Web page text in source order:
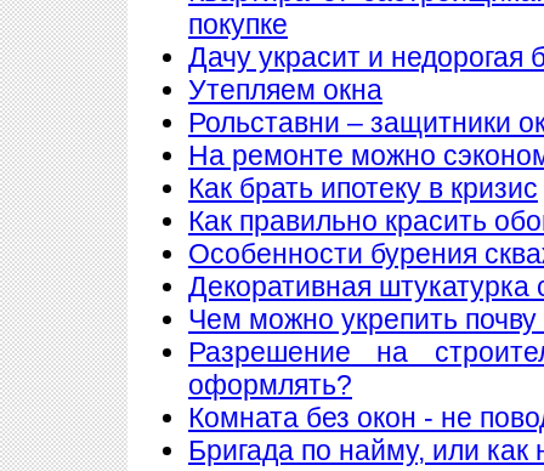
покупке
Дачу украсит и недорогая
Утепляем окна
Рольставни – защитники
На ремонте можно
Как брать ипотеку в кризис
Как правильно красить
Особенности бурения
Декоративная штукатурка
Чем можно укрепить почву
Разрешение на
оформлять?
Комната без окон - не
Бригада по найму, или как